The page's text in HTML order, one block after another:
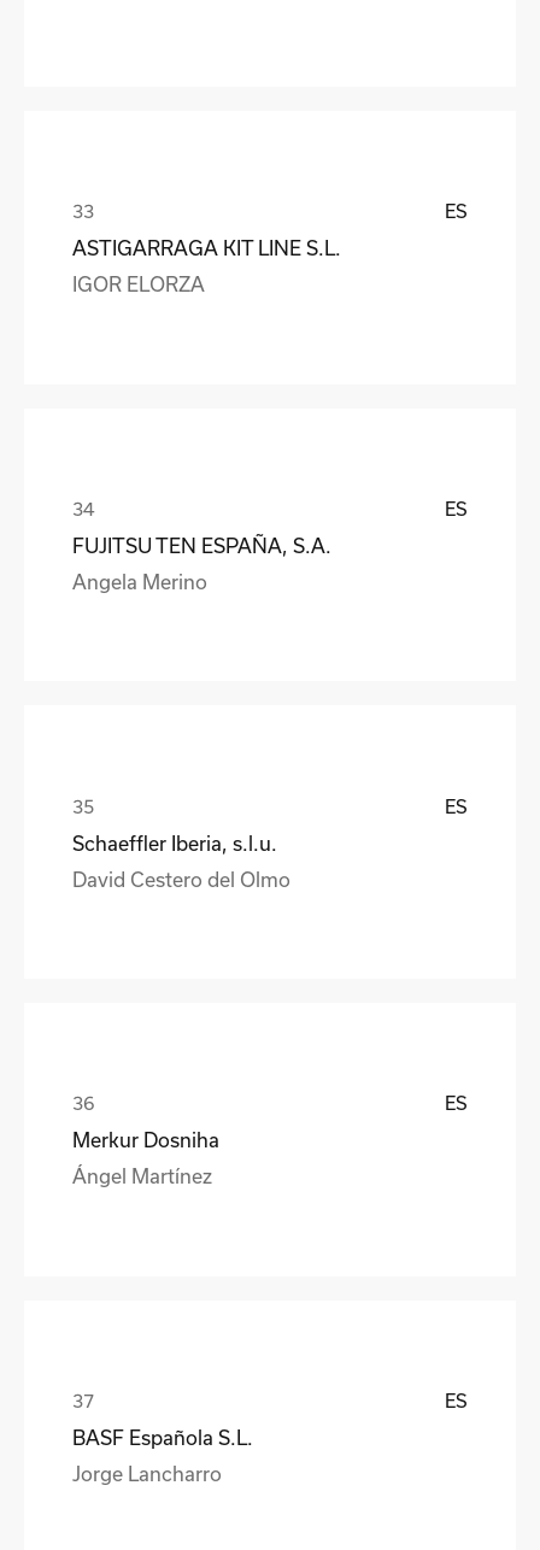
ES
ASTIGARRAGA KIT LINE S.L.
IGOR ELORZA
ES
FUJITSU TEN ESPAÑA, S.A.
Angela Merino
ES
Schaeffler Iberia, s.l.u.
David Cestero del Olmo
ES
Merkur Dosniha
Ángel Martínez
ES
BASF Española S.L.
Jorge Lancharro